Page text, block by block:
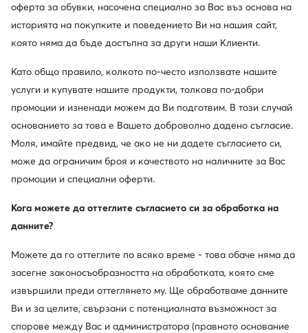
Редовна цена98,99 €-28%
Най-ниска цена84,99 €-16%
New Balance
Сникърси · NB 327 · Бежов
Актуална цена
81,99€
Най-ниска цена88,99 €-7%
adidas
Сникърси · VL Court · Кафяв
49,99€
оферта за обувки, насочена специално за Вас въз основа на
историята на покупките и поведението Ви на нашия сайт,
която няма да бъде достъпна за други наши Клиенти.
Като общо правило, колкото по-често използвате нашите
услуги и купувате нашите продукти, толкова по-добри
промоции и изненади можем да Ви подготвим. В този случай
основанието за това е Вашето доброволно дадено съгласие.
Моля, имайте предвид, че ако не ни дадете съгласието си,
може да ограничим броя и качеството на наличните за Вас
промоции и специални оферти.
Кога можете да оттеглите съгласието си за обработка на
данните?
Можете да го оттеглите по всяко време - това обаче няма да
засегне законосъобразността на обработката, която сме
извършили преди оттеглянето му. Ще обработваме данните
Ви и за целите, свързани с потенциалната възможност за
спорове между Вас и администратора (правното основание